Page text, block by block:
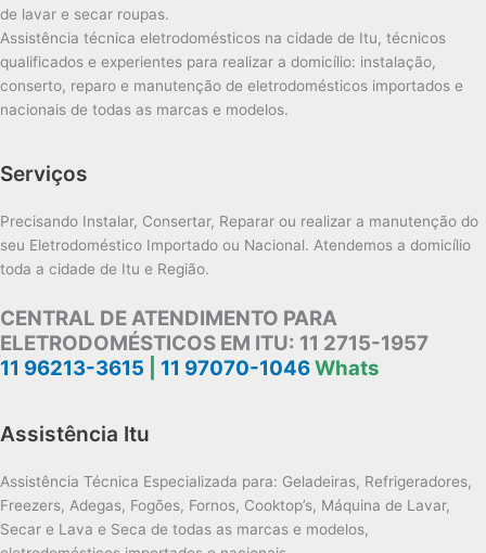
de lavar e secar roupas.
Assistência técnica eletrodomésticos na cidade de Itu, técnicos
qualificados e experientes para realizar a domicílio: instalação,
conserto, reparo e manutenção de eletrodomésticos importados e
nacionais de todas as marcas e modelos.
Serviços
Precisando Instalar, Consertar, Reparar ou realizar a manutenção do
seu Eletrodoméstico Importado ou Nacional. Atendemos a domicílio
toda a cidade de Itu e Região.
CENTRAL DE ATENDIMENTO PARA
ELETRODOMÉSTICOS EM ITU: 11 2715-1957
11 96213-3615
11 97070-1046Whats
Assistência Itu
Assistência Técnica Especializada para: Geladeiras, Refrigeradores,
Freezers, Adegas, Fogões, Fornos, Cooktop’s, Máquina de Lavar,
Secar e Lava e Seca de todas as marcas e modelos,